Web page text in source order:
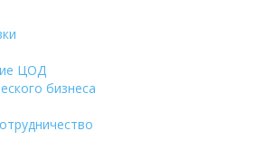
ЦОД
бизнеса